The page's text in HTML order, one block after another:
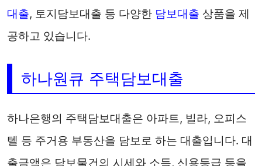
대출, 토지담보대출 등 다양한 담보대출 상품을 제
공하고 있습니다.
하나원큐 주택담보대출
하나은행의 주택담보대출은 아파트, 빌라, 오피스
텔 등 주거용 부동산을 담보로 하는 대출입니다. 대
출금액은 담보물건의 시세와 소득, 신용등급 등을